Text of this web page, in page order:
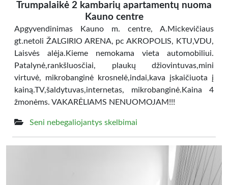
Trumpalaikė 2 kambarių apartamentų nuoma
Kauno centre
Apgyvendinimas Kauno m. centre, A.Mickevičiaus
gt.netoli ŽALGIRIO ARENA, pc AKROPOLIS, KTU,VDU,
Laisvės alėja.Kieme nemokama vieta automobiliui.
Patalynė,rankšluosčiai, plaukų džiovintuvas,mini
virtuvė, mikrobanginė krosnelė,indai,kava įskaičiuota į
kainą.TV,šaldytuvas,internetas, mikrobanginė.Kaina 4
žmonėms. VAKARĖLIAMS NENUOMOJAM!!!
Seni nebegaliojantys skelbimai